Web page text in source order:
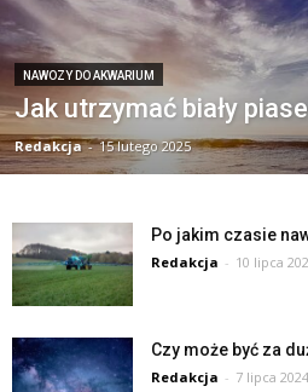
NAWOZY DO AKWARIUM
Jak utrzymać biały
Redakcja - 15 lutego 2025
Po jakim czasie
Redakcja - 10 lipca
Czy może być za
Redakcja - 7 lipca 2024